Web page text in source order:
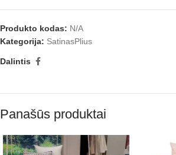
Produkto kodas: N/A
Kategorija: SatinasPlius
Dalintis
Panašūs produktai